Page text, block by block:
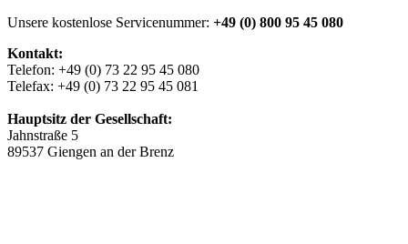
Unsere kostenlose Servicenummer: +49 (0) 800 95 45 080
Kontakt:
Telefon: +49 (0) 73 22 95 45 080
Telefax: +49 (0) 73 22 95 45 081
Hauptsitz der Gesellschaft:
Jahnstraße 5
89537 Giengen an der Brenz